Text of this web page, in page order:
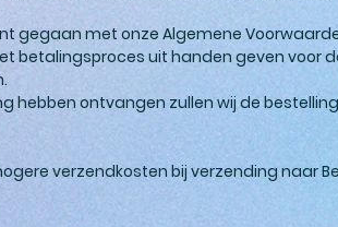
gegaan met onze Algemene
betalingsproces uit handen geven voor
hebben ontvangen zullen wij de
verzendkosten bij verzending naar